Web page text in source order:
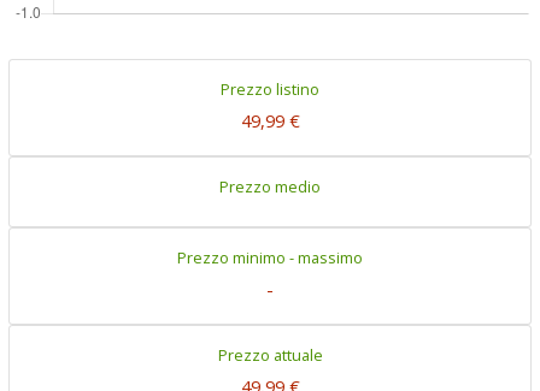
Prezzo listino
49,99 €
Prezzo medio
Prezzo minimo - massimo
-
Prezzo attuale